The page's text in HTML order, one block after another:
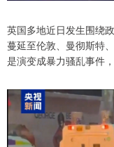
英国多地近日发生围绕
蔓延至伦敦、曼彻斯特
是演变成暴力骚乱事件